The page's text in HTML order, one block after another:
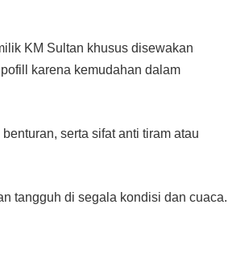
KM Sultan khusus disewakan
karena kemudahan dalam
serta sifat anti tiram atau
tangguh di segala kondisi dan cuaca.